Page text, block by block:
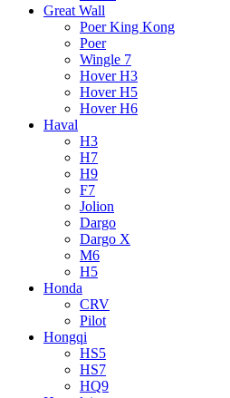
Great Wall
Poer King Kong
Poer
Wingle 7
Hover H3
Hover H5
Hover H6
Haval
H3
H7
H9
F7
Jolion
Dargo
Dargo X
M6
H5
Honda
CRV
Pilot
Hongqi
HS5
HS7
HQ9